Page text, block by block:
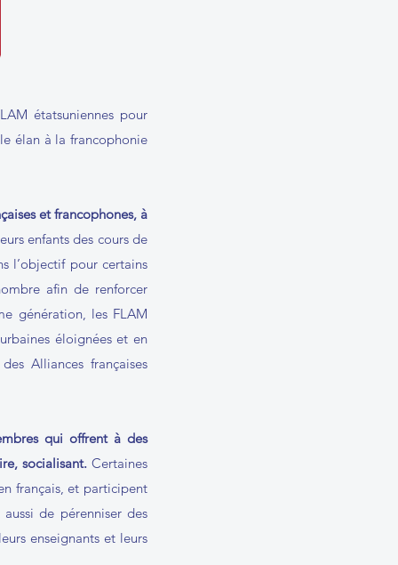
étatsuniennes pour
élan à la francophonie
et francophones, à
enfants des cours de
l’objectif pour certains
afin de renforcer
génération, les FLAM
éloignées et en
Alliances françaises
qui offrent à des
socialisant. Certaines
français, et participent
de pérenniser des
enseignants et leurs